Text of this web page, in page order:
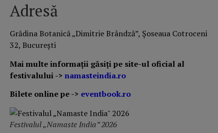
Adresă
Grădina Botanică „Dimitrie Brândză”, Șoseaua Cotroceni
32, București
Mai multe informații găsiți pe site-ul oficial al
festivalului -> namasteindia.ro
Bilete online pe -> eventbook.ro
Festivalul „Namaste India” 2026